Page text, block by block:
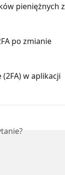
pieniężnych z
po zmianie
w aplikacji